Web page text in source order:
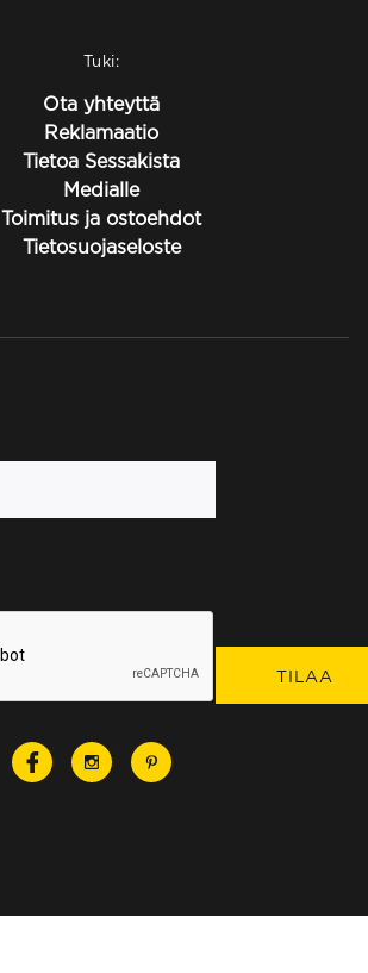
Tuki:
Ota yhteyttä
Reklamaatio
Tietoa Sessakista
Medialle
Toimitus ja ostoehdot
Tietosuojaseloste